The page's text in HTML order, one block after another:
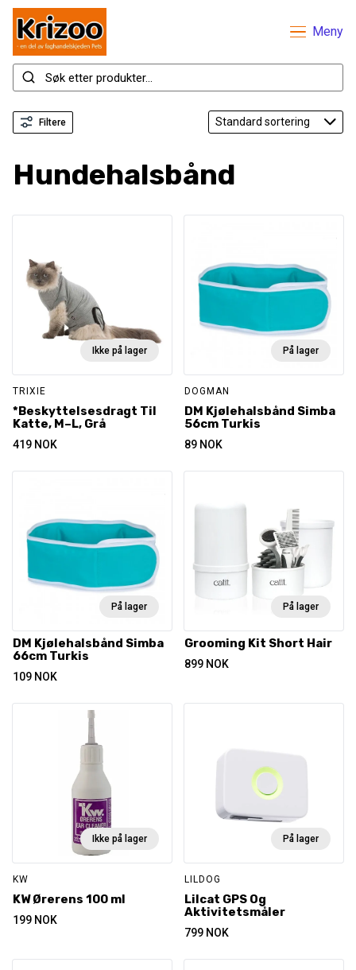
Meny
Filtere
Hundehalsbånd
Ikke på lager
TRIXIE
*Beskyttelsesdragt Til
Katte, M–L, Grå
419 NOK
På lager
DOGMAN
DM Kjølehalsbånd Simba
56cm Turkis
89 NOK
På lager
DM Kjølehalsbånd Simba
66cm Turkis
109 NOK
På lager
Grooming Kit Short Hair
899 NOK
Ikke på lager
KW
KW Ørerens 100 ml
199 NOK
På lager
LILDOG
Lilcat GPS Og
Aktivitetsmåler
799 NOK